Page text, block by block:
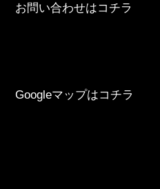
お問い合わせはコチラ
Googleマップはコチラ